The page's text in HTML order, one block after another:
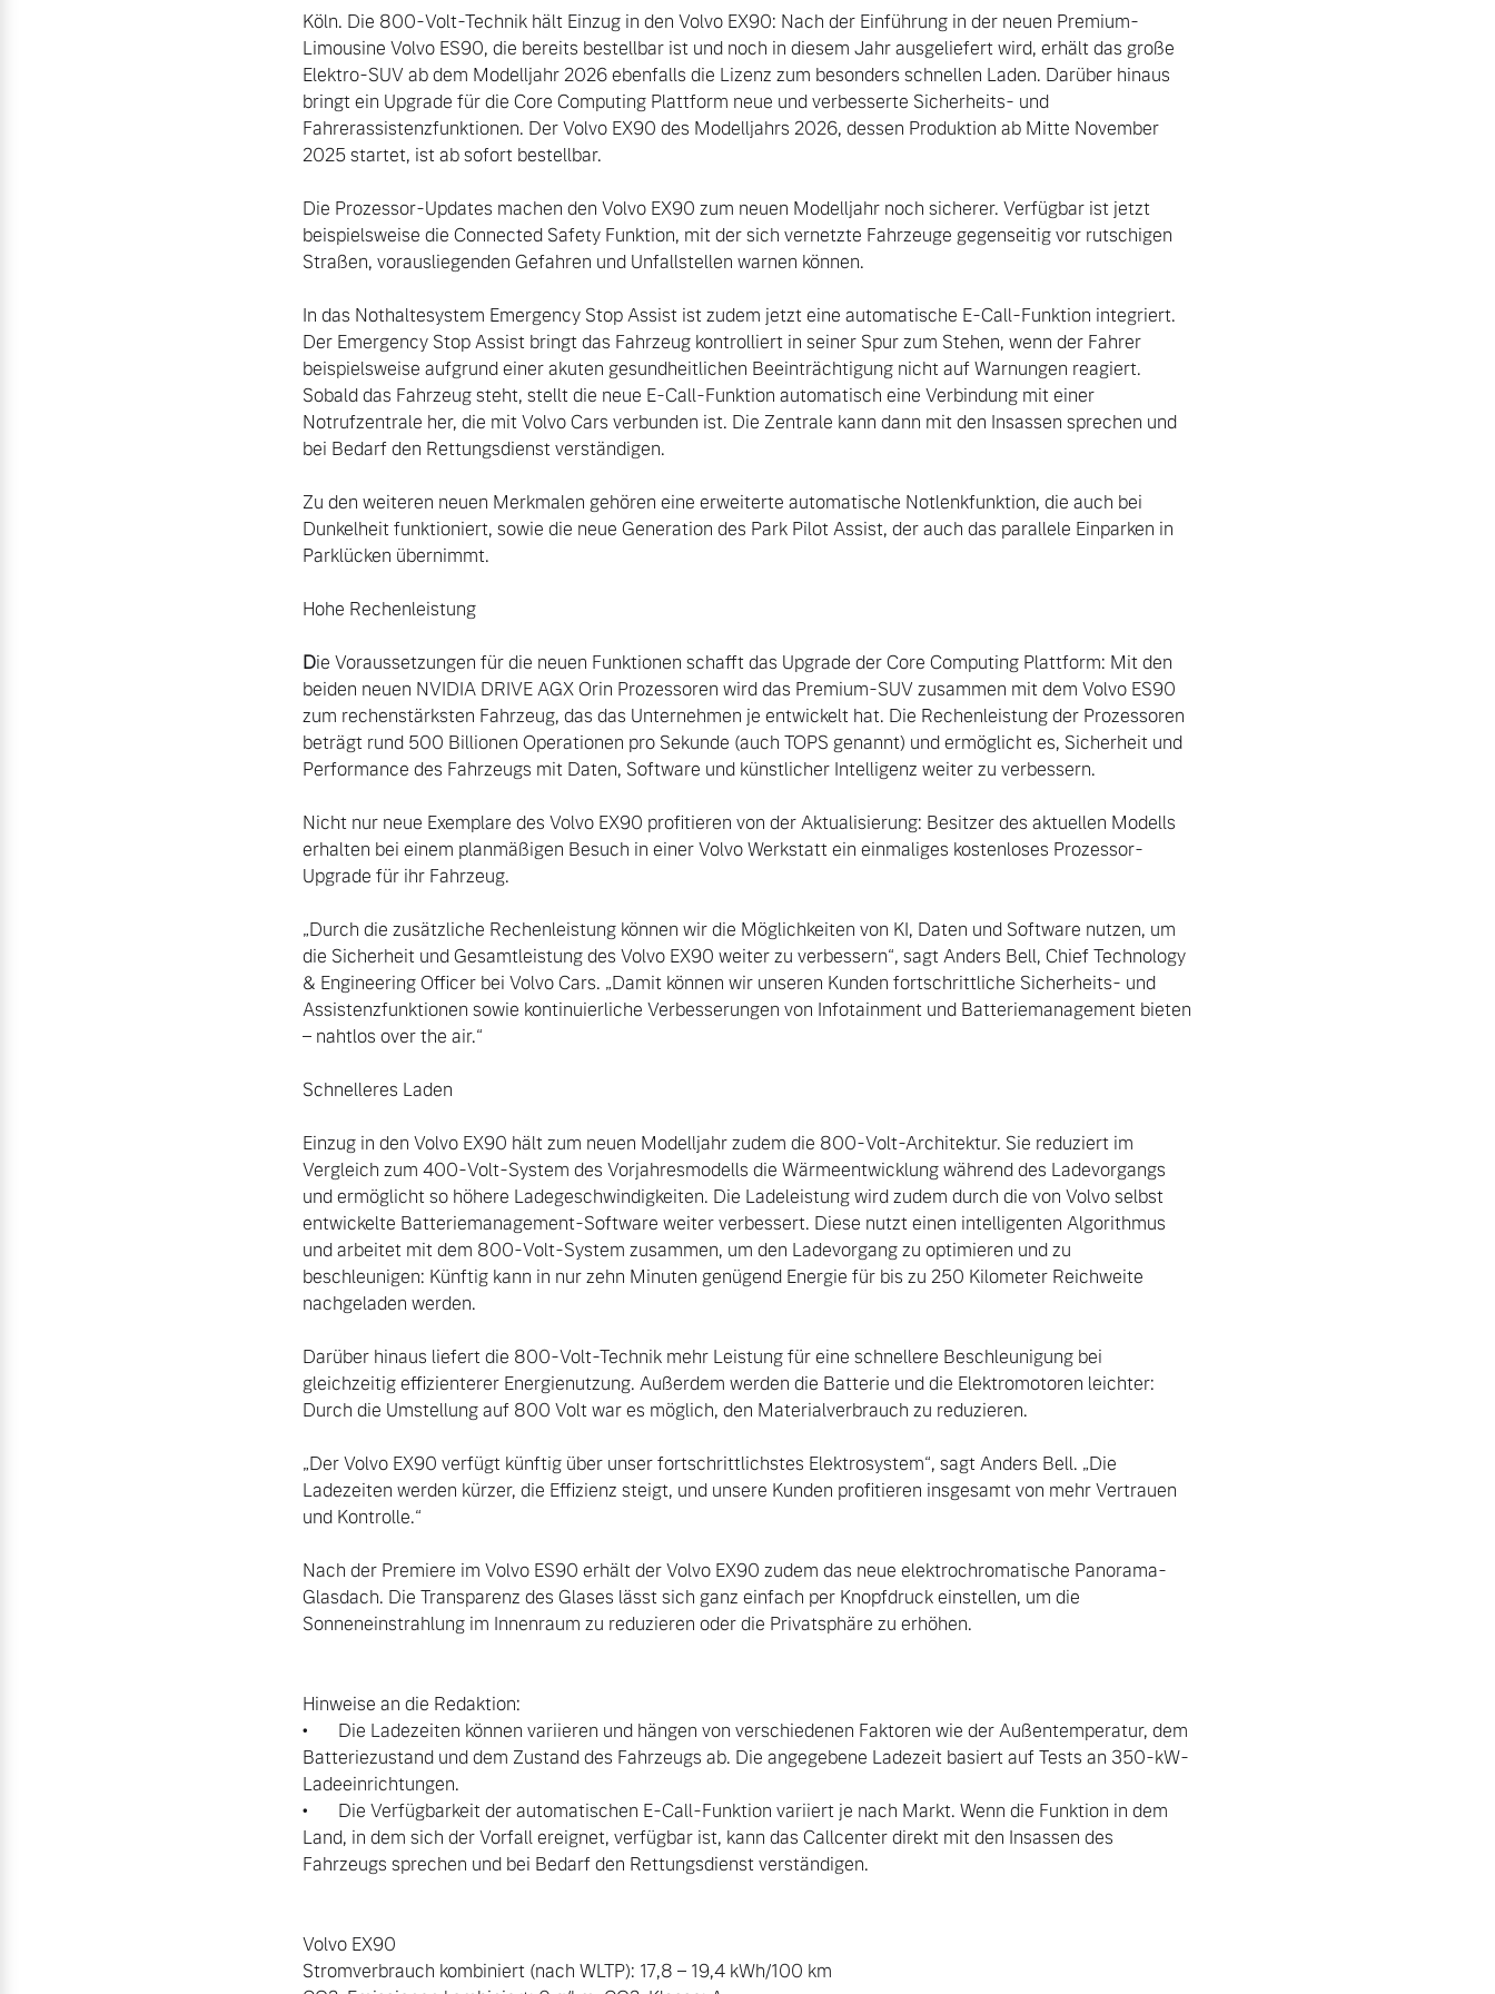
Aktuelle Zubehörangebote
Köln. Die 800-Volt-Technik hält Einzug in den Volvo EX90: Nach der Einführung in der neuen Premium-
Limousine Volvo ES90, die bereits bestellbar ist und noch in diesem Jahr ausgeliefert wird, erhält das große
Elektro-SUV ab dem Modelljahr 2026 ebenfalls die Lizenz zum besonders schnellen Laden. Darüber hinaus
bringt ein Upgrade für die Core Computing Plattform neue und verbesserte Sicherheits- und
Fahrerassistenzfunktionen. Der Volvo EX90 des Modelljahrs 2026, dessen Produktion ab Mitte November
2025 startet, ist ab sofort bestellbar.
Die Prozessor-Updates machen den Volvo EX90 zum neuen Modelljahr noch sicherer. Verfügbar ist jetzt
beispielsweise die Connected Safety Funktion, mit der sich vernetzte Fahrzeuge gegenseitig vor rutschigen
Straßen, vorausliegenden Gefahren und Unfallstellen warnen können.
In das Nothaltesystem Emergency Stop Assist ist zudem jetzt eine automatische E-Call-Funktion integriert.
Der Emergency Stop Assist bringt das Fahrzeug kontrolliert in seiner Spur zum Stehen, wenn der Fahrer
beispielsweise aufgrund einer akuten gesundheitlichen Beeinträchtigung nicht auf Warnungen reagiert.
Sobald das Fahrzeug steht, stellt die neue E-Call-Funktion automatisch eine Verbindung mit einer
Notrufzentrale her, die mit Volvo Cars verbunden ist. Die Zentrale kann dann mit den Insassen sprechen und
bei Bedarf den Rettungsdienst verständigen.
Zu den weiteren neuen Merkmalen gehören eine erweiterte automatische Notlenkfunktion, die auch bei
Dunkelheit funktioniert, sowie die neue Generation des Park Pilot Assist, der auch das parallele Einparken in
Parklücken übernimmt.
Die Voraussetzungen für die neuen Funktionen schafft das Upgrade der Core Computing Plattform: Mit den
beiden neuen NVIDIA DRIVE AGX Orin Prozessoren wird das Premium-SUV zusammen mit dem Volvo ES90
zum rechenstärksten Fahrzeug, das das Unternehmen je entwickelt hat. Die Rechenleistung der Prozessoren
beträgt rund 500 Billionen Operationen pro Sekunde (auch TOPS genannt) und ermöglicht es, Sicherheit und
Performance des Fahrzeugs mit Daten, Software und künstlicher Intelligenz weiter zu verbessern.
Nicht nur neue Exemplare des Volvo EX90 profitieren von der Aktualisierung: Besitzer des aktuellen Modells
erhalten bei einem planmäßigen Besuch in einer Volvo Werkstatt ein einmaliges kostenloses Prozessor-
Upgrade für ihr Fahrzeug.
„Durch die zusätzliche Rechenleistung können wir die Möglichkeiten von KI, Daten und Software nutzen, um
die Sicherheit und Gesamtleistung des Volvo EX90 weiter zu verbessern“, sagt Anders Bell, Chief Technology
& Engineering Officer bei Volvo Cars. „Damit können wir unseren Kunden fortschrittliche Sicherheits- und
Assistenzfunktionen sowie kontinuierliche Verbesserungen von Infotainment und Batteriemanagement bieten
– nahtlos over the air.“
Schnelleres Laden
Einzug in den Volvo EX90 hält zum neuen Modelljahr zudem die 800-Volt-Architektur. Sie reduziert im
Vergleich zum 400-Volt-System des Vorjahresmodells die Wärmeentwicklung während des Ladevorgangs
und ermöglicht so höhere Ladegeschwindigkeiten. Die Ladeleistung wird zudem durch die von Volvo selbst
entwickelte Batteriemanagement-Software weiter verbessert. Diese nutzt einen intelligenten Algorithmus
und arbeitet mit dem 800-Volt-System zusammen, um den Ladevorgang zu optimieren und zu
beschleunigen: Künftig kann in nur zehn Minuten genügend Energie für bis zu 250 Kilometer Reichweite
nachgeladen werden.
Darüber hinaus liefert die 800-Volt-Technik mehr Leistung für eine schnellere Beschleunigung bei
gleichzeitig effizienterer Energienutzung. Außerdem werden die Batterie und die Elektromotoren leichter:
Durch die Umstellung auf 800 Volt war es möglich, den Materialverbrauch zu reduzieren.
„Der Volvo EX90 verfügt künftig über unser fortschrittlichstes Elektrosystem“, sagt Anders Bell. „Die
Ladezeiten werden kürzer, die Effizienz steigt, und unsere Kunden profitieren insgesamt von mehr Vertrauen
und Kontrolle.“
Nach der Premiere im Volvo ES90 erhält der Volvo EX90 zudem das neue elektrochromatische Panorama-
Glasdach. Die Transparenz des Glases lässt sich ganz einfach per Knopfdruck einstellen, um die
Sonneneinstrahlung im Innenraum zu reduzieren oder die Privatsphäre zu erhöhen.
Hinweise an die Redaktion:
•	Die Ladezeiten können variieren und hängen von verschiedenen Faktoren wie der Außentemperatur, dem
Batteriezustand und dem Zustand des Fahrzeugs ab. Die angegebene Ladezeit basiert auf Tests an 350-kW-
Ladeeinrichtungen.
•	Die Verfügbarkeit der automatischen E-Call-Funktion variiert je nach Markt. Wenn die Funktion in dem
Land, in dem sich der Vorfall ereignet, verfügbar ist, kann das Callcenter direkt mit den Insassen des
Fahrzeugs sprechen und bei Bedarf den Rettungsdienst verständigen.
Volvo EX90
Stromverbrauch kombiniert (nach WLTP): 17,8 – 19,4 kWh/100 km